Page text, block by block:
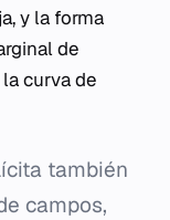
y la forma
de
curva de
también
campos,